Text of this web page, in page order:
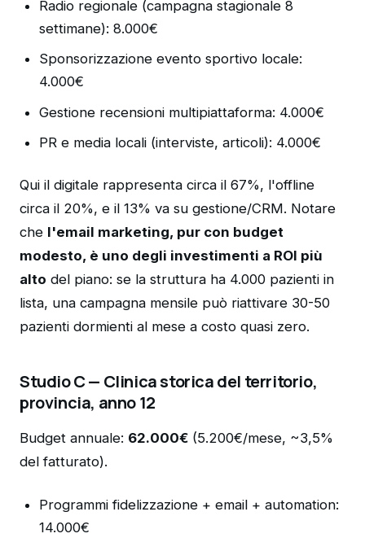
Radio regionale (campagna stagionale 8
settimane): 8.000€
Sponsorizzazione evento sportivo locale:
4.000€
Gestione recensioni multipiattaforma: 4.000€
PR e media locali (interviste, articoli): 4.000€
Qui il digitale rappresenta circa il 67%, l'offline
circa il 20%, e il 13% va su gestione/CRM. Notare
che l'email marketing, pur con budget
modesto, è uno degli investimenti a ROI più
alto del piano: se la struttura ha 4.000 pazienti in
lista, una campagna mensile può riattivare 30-50
pazienti dormienti al mese a costo quasi zero.
Studio C — Clinica storica del territorio,
provincia, anno 12
Budget annuale: 62.000€ (5.200€/mese, ~3,5%
del fatturato).
Programmi fidelizzazione + email + automation:
14.000€